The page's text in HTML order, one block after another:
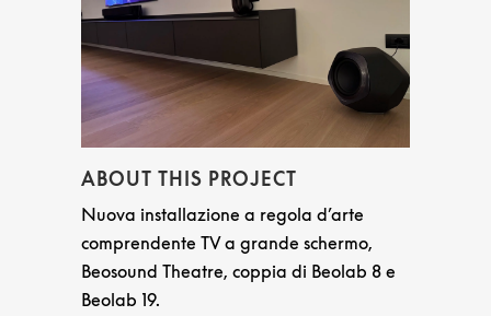
ABOUT THIS PROJECT
Nuova installazione a regola d’arte
comprendente TV a grande schermo,
Beosound Theatre, coppia di Beolab 8 e
Beolab 19.